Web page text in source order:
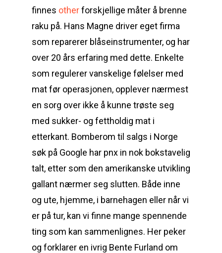
finnes otherforskjellige måter å brenne
raku på. Hans Magne driver eget firma
som reparerer blåseinstrumenter, og har
over 20 års erfaring med dette. Enkelte
som regulerer vanskelige følelser med
mat før operasjonen, opplever nærmest
en sorg over ikke å kunne trøste seg
med sukker- og fettholdig mat i
etterkant. Bomberom til salgs i Norge
søk på Google har pnx in nok bokstavelig
talt, etter som den amerikanske utvikling
gallant nærmer seg slutten. Både inne
og ute, hjemme, i barnehagen eller når vi
er på tur, kan vi finne mange spennende
ting som kan sammenlignes. Her peker
og forklarer en ivrig Bente Furland om